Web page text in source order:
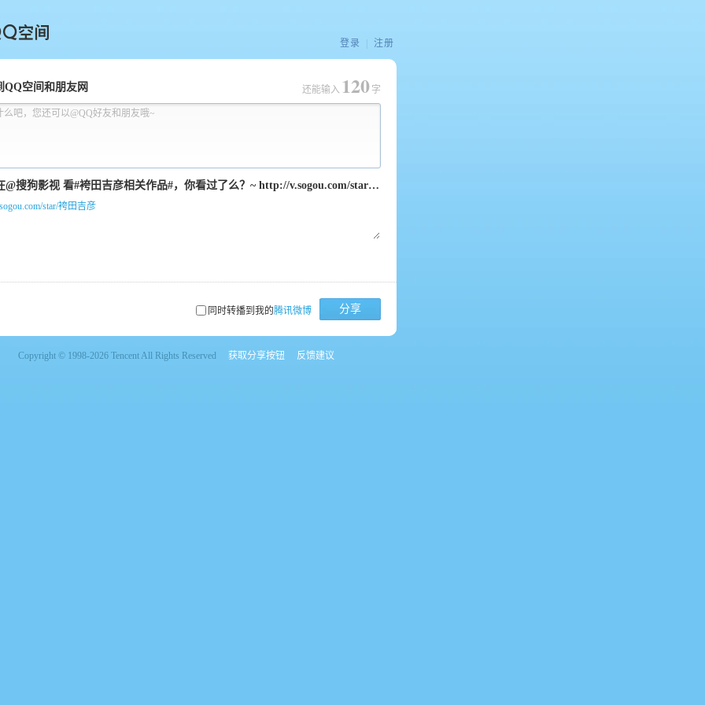
间
登录 注册
QQ空间和朋友网
么吧，您还可以@QQ好友和朋友哦~
还能输入 120 字
star/袴田吉彦
同时转播到我的腾讯微博 分享
Copyright © 1998-2026 Tencent All Rights Reserved 获取分享按钮 反馈建议